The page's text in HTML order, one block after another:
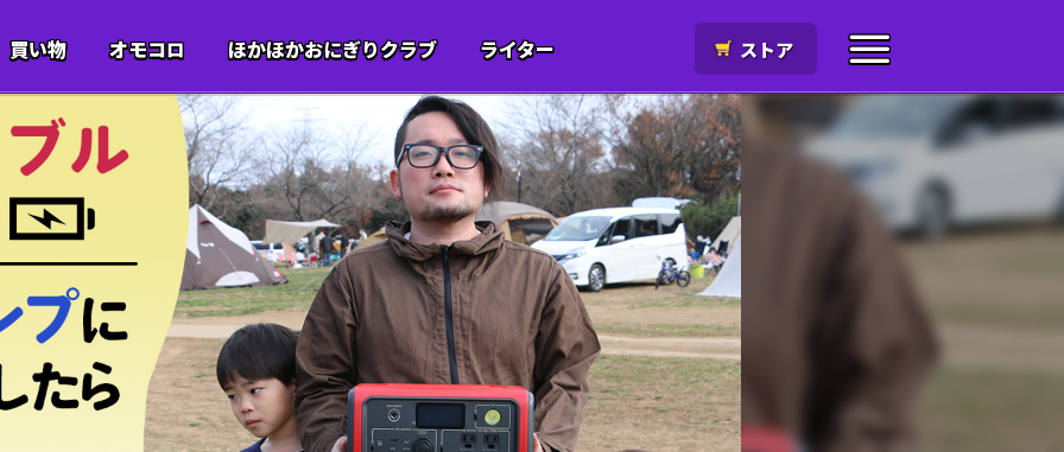
買い物 オモコロ ほかほかおにぎりクラブ ライター ストア